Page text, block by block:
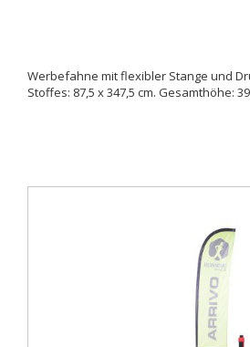
Werbefahne mit flexibler Stange und
Stoffes: 87,5 x 347,5 cm. Gesamthöhe: